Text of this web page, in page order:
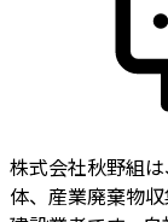
株式会社秋野組
体、産業廃棄物